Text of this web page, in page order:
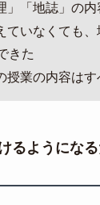
」「地誌」の内
ていなくても
きた
授業の内容は
るようにな